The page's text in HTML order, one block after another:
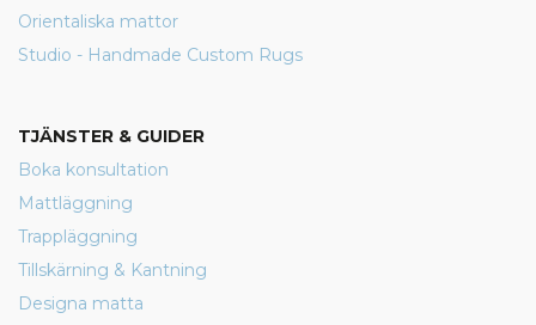
Orientaliska mattor
Studio - Handmade Custom Rugs
TJÄNSTER & GUIDER
Boka konsultation
Mattläggning
Trappläggning
Tillskärning & Kantning
Designa matta